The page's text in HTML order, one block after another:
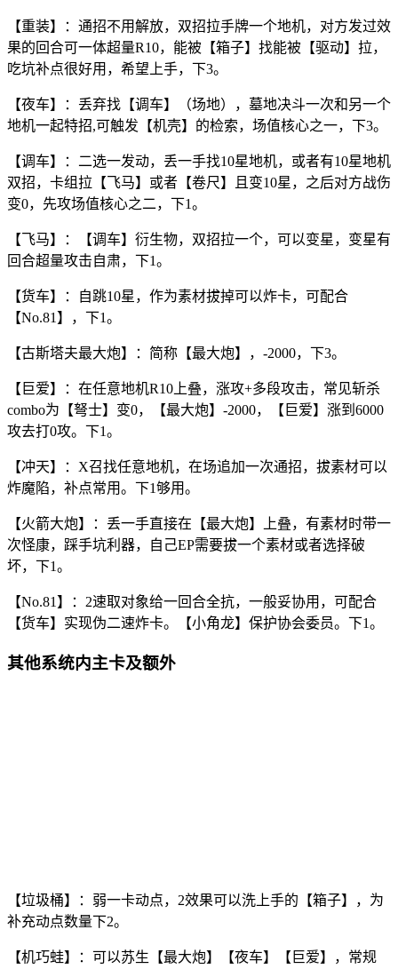
【重装】：通招不用解放，双招拉手牌一个地机，对方发过效
果的回合可一体超量R10，能被【箱子】找能被【驱动】拉，
吃坑补点很好用，希望上手，下3。
【夜车】：丢弃找【调车】（场地），墓地决斗一次和另一个
地机一起特招,可触发【机壳】的检索，场值核心之一，下3。
【调车】：二选一发动，丢一手找10星地机，或者有10星地机
双招，卡组拉【飞马】或者【卷尺】且变10星，之后对方战伤
变0，先攻场值核心之二，下1。
【飞马】：【调车】衍生物，双招拉一个，可以变星，变星有
回合超量攻击自肃，下1。
【货车】：自跳10星，作为素材拔掉可以炸卡，可配合
【No.81】，下1。
【古斯塔夫最大炮】：简称【最大炮】，-2000，下3。
【巨爱】：在任意地机R10上叠，涨攻+多段攻击，常见斩杀
combo为【弩士】变0，【最大炮】-2000，【巨爱】涨到6000
攻去打0攻。下1。
【冲天】：X召找任意地机，在场追加一次通招，拔素材可以
炸魔陷，补点常用。下1够用。
【火箭大炮】：丢一手直接在【最大炮】上叠，有素材时带一
次怪康，踩手坑利器，自己EP需要拔一个素材或者选择破
坏，下1。
【No.81】：2速取对象给一回合全抗，一般妥协用，可配合
【货车】实现伪二速炸卡。【小角龙】保护协会委员。下1。
其他系统内主卡及额外
【垃圾桶】：弱一卡动点，2效果可以洗上手的【箱子】，为
补充动点数量下2。
【机巧蛙】：可以苏生【最大炮】【夜车】【巨爱】，常规